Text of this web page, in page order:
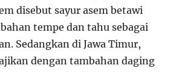
disebut sayur asem betawi
tempe dan tahu sebagai
Sedangkan di Jawa Timur,
dengan tambahan daging